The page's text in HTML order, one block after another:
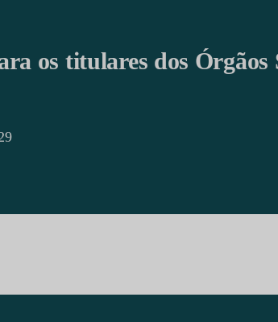
os titulares dos Órgãos